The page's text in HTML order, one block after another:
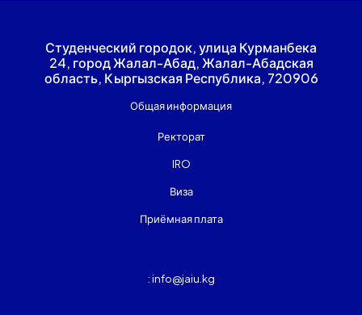
Студенческий городок, улица Курманбека
24, город Жалал-Абад, Жалал-Абадская
область, Кыргызская Республика, 720906
Общая информация
Ректорат
IRO
Виза
Приёмная плата
: info@jaiu.kg